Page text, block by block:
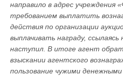
направило в адрес учреждения
требованием выплатить
действия по организации
выплачивать награду,
наступил. В итоге агент
взыскании агентского
пользование чужими